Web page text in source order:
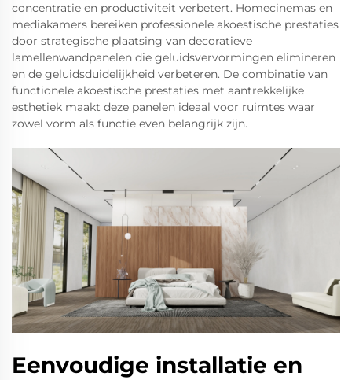
concentratie en productiviteit verbetert. Homecinemas en
mediakamers bereiken professionele akoestische prestaties
door strategische plaatsing van decoratieve
lamellenwandpanelen die geluidsvervormingen elimineren
en de geluidsduidelijkheid verbeteren. De combinatie van
functionele akoestische prestaties met aantrekkelijke
esthetiek maakt deze panelen ideaal voor ruimtes waar
zowel vorm als functie even belangrijk zijn.
Eenvoudige installatie en